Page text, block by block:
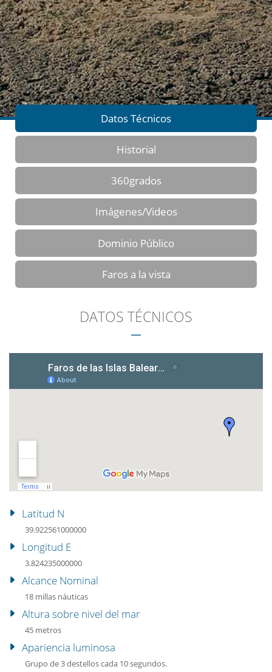
Datos Técnicos
Historial
360grados
Imágenes/Videos
Dominio Público
Faros a la vista
DATOS TÉCNICOS
Latitud N
39.922561000000
Longitud E
3.824235000000
Alcance Nominal
18 millas náuticas
Altura sobre nivel del mar
45 metros
Apariencia luminosa
Grupo de 3 destellos cada 10 segundos.